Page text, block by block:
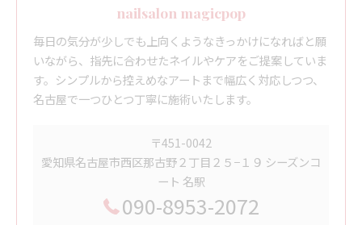
nailsalon magicpop
毎日の気分が少しでも上向くようなきっかけになればと願
いながら、指先に合わせたネイルやケアをご提案していま
す。シンプルから控えめなアートまで幅広く対応しつつ、
名古屋で一つひとつ丁寧に施術いたします。
〒451-0042
愛知県名古屋市西区那古野２丁目２５−１９ シーズンコ
ート 名駅
090-8953-2072